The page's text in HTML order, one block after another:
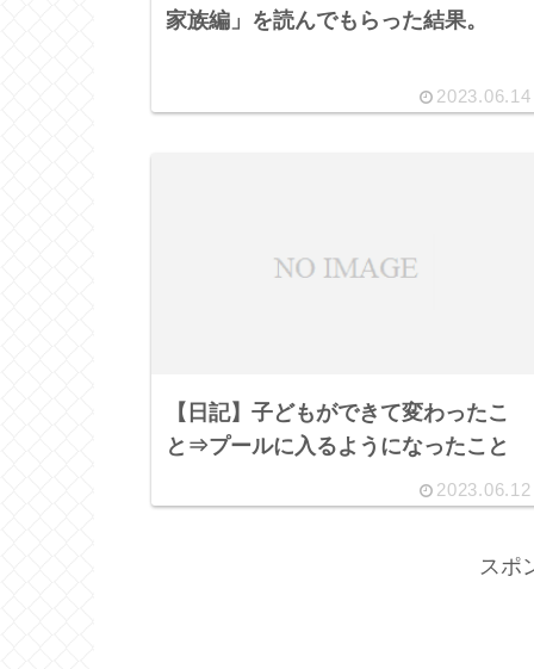
家族編」を読んでもらった結果。
2023.06.14
【日記】子どもができて変わったこ
と⇒プールに入るようになったこと
2023.06.12
スポ